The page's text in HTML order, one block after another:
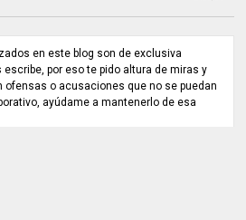
en este blog son de exclusiva
por eso te pido altura de miras y
o acusaciones que no se puedan
ayúdame a mantenerlo de esa